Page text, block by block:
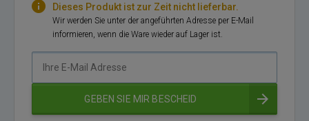
Dieses Produkt ist zur Zeit nicht lieferbar.
Wir werden Sie unter der angeführten Adresse per E-Mail
informieren, wenn die Ware wieder auf Lager ist.
GEBEN SIE MIR BESCHEID